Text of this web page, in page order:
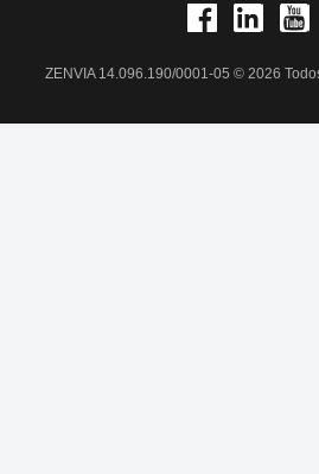
ZENVIA 14.096.190/0001-05 © 2026